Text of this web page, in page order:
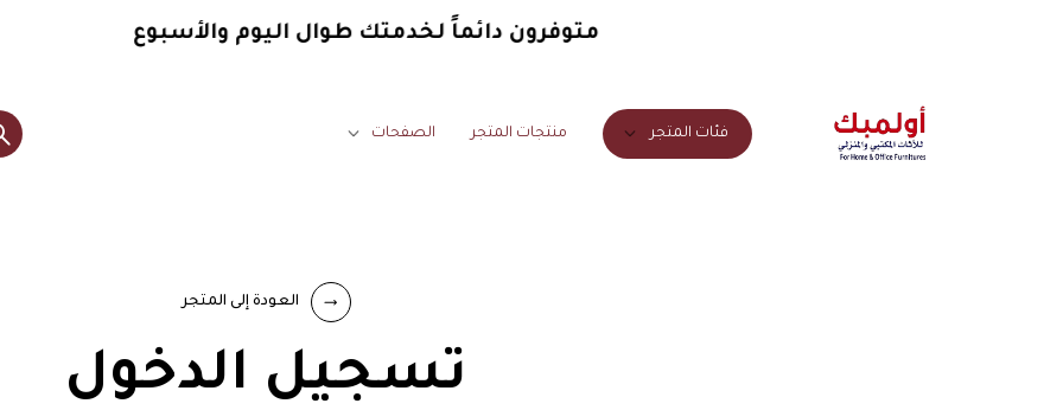
متوفرون دائماًلخدمتك طوال اليوم والأسبوع
فئات المتجر منتجات المتجر الصفحات
العودة إلى المتجر
تسجيل الدخول